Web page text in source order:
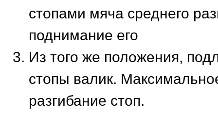
стопами мяча среднего
поднимание его
Из того же положения,
стопы валик.
разгибание стоп.